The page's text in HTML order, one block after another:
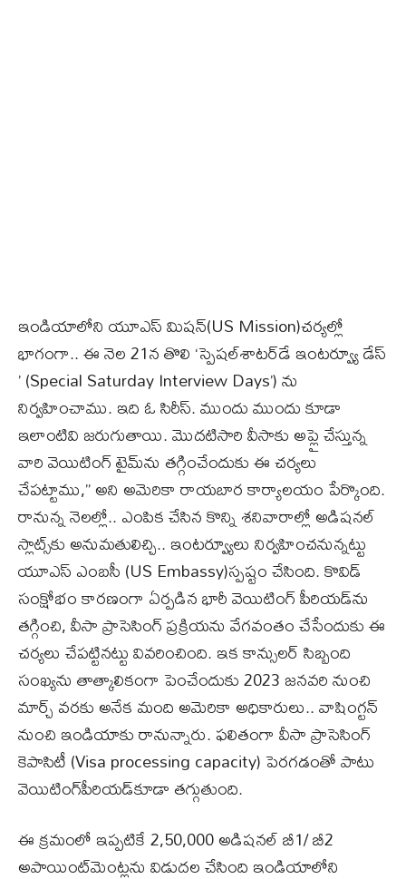
ఇండియాలోని యూఎస్ మిషన్​(US Mission)చర్యల్లో
భాగంగా.. ఈ నెల 21న తొలి ‘స్పెషల్​శాటర్​డే ఇంటర్వ్యూ డేస్​
’ (Special Saturday Interview Days’) ను
నిర్వహించాము. ఇది ఓ సిరీస్. ముందు ముందు కూడా
ఇలాంటివి జరుగుతాయి. మొదటిసారి వీసాకు అప్లై చేస్తున్న
వారి వెయిటింగ్ టైమ్​ను తగ్గించేందుకు ఈ చర్యలు
చేపట్టాము,” అని అమెరికా రాయబార కార్యాలయం పేర్కొంది.
రానున్న నెలల్లో.. ఎంపిక చేసిన కొన్ని శనివారాల్లో అడిషనల్​
స్లాట్స్​కు అనుమతులిచ్చి.. ఇంటర్వ్యూలు నిర్వహించనున్నట్టు
యూఎస్ ఎంబసీ (US Embassy)స్పష్టం చేసింది. కొవిడ్​
సంక్షోభం కారణంగా ఏర్పడిన భారీ వెయిటింగ్ పీరియడ్​ను
తగ్గించి, వీసా ప్రాసెసింగ్​ ప్రక్రియను వేగవంతం చేసేందుకు ఈ
చర్యలు చేపట్టినట్టు వివరించింది. ఇక కాన్సులర్​ సిబ్బంది
సంఖ్యను తాత్కాలికంగా పెంచేందుకు 2023 జనవరి నుంచి
మార్చ్​ వరకు అనేక మంది అమెరికా అధికారులు.. వాషింగ్టన్​
నుంచి ఇండియాకు రానున్నారు. ఫలితంగా వీసా ప్రాసెసింగ్​
కెపాసిటీ (Visa processing capacity) పెరగడంతో పాటు
వెయిటింగ్​పీరియడ్​కూడా తగ్గుతుంది.
ఈ క్రమంలో ఇప్పటికే 2,50,000 అడిషనల్ బీ1/ బీ2
అపాయింట్​మెంట్లను విడుదల చేసింది ఇండియాలోని